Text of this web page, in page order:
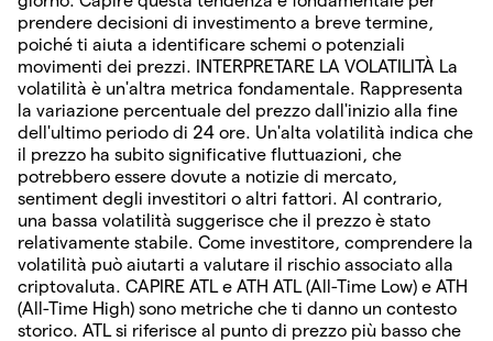
prendere decisioni di investimento a breve termine,
poiché ti aiuta a identificare schemi o potenziali
movimenti dei prezzi. INTERPRETARE LA VOLATILITÀ La
volatilità è un'altra metrica fondamentale. Rappresenta
la variazione percentuale del prezzo dall'inizio alla fine
dell'ultimo periodo di 24 ore. Un'alta volatilità indica che
il prezzo ha subito significative fluttuazioni, che
potrebbero essere dovute a notizie di mercato,
sentiment degli investitori o altri fattori. Al contrario,
una bassa volatilità suggerisce che il prezzo è stato
relativamente stabile. Come investitore, comprendere la
volatilità può aiutarti a valutare il rischio associato alla
criptovaluta. CAPIRE ATL e ATH ATL (All-Time Low) e ATH
(All-Time High) sono metriche che ti danno un contesto
storico. ATL si riferisce al punto di prezzo più basso che